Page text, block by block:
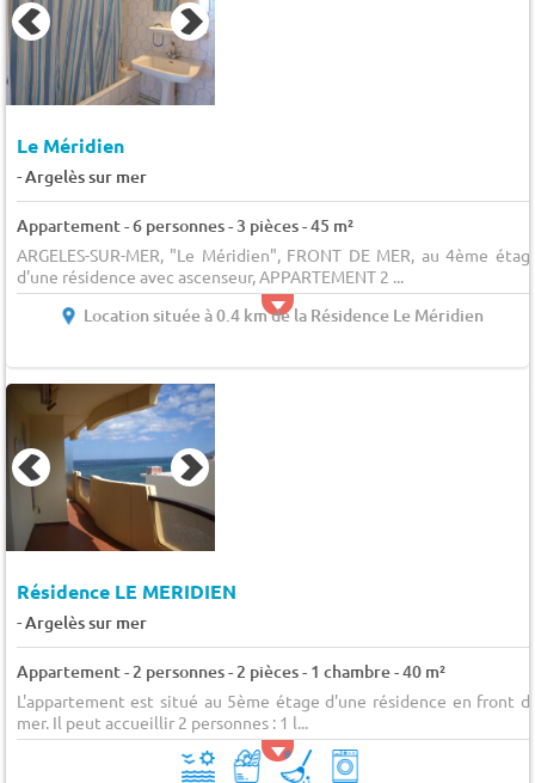
Le Méridien
-Argelès sur mer
Appartement - 6 personnes - 3 pièces - 45 m²
ARGELES-SUR-MER, "Le Méridien", FRONT DE MER, au 4ème
d'une résidence avec ascenseur, APPARTEMENT 2 ...
Location située à 0.4 km de la Résidence Le Méridien
Résidence LE MERIDIEN
-Argelès sur mer
Appartement - 2 personnes - 2 pièces - 1 chambre - 40 m²
L'appartement est situé au 5ème étage d'une résidence en front
mer. Il peut accueillir 2 personnes : 1 l...